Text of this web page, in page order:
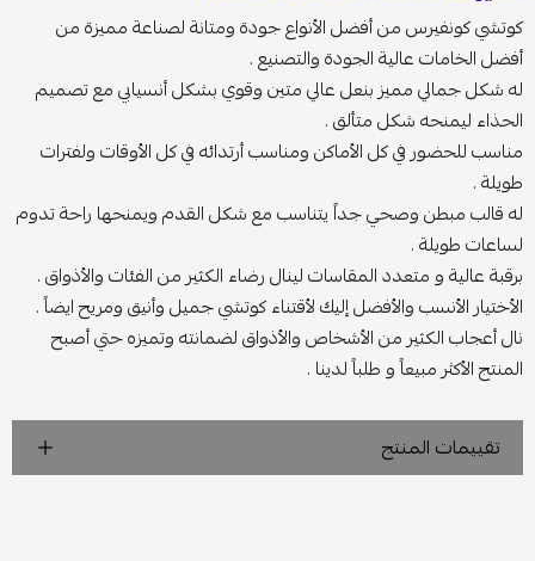
كوتشي كونفيرس من أفضل الأنواع جودة ومتانة لصناعة مميزة من
أفضل الخامات عالية الجودة والتصنيع .
له شكل جمالي مميز بنعل عالي متين وقوي بشكل أنسيابي مع تصميم
الحذاء ليمنحه شكل متألق .
مناسب للحضور في كل الأماكن ومناسب أرتدائه في كل الأوقات ولفترات
طويلة .
له قالب مبطن وصحي جداً يتناسب مع شكل القدم ويمنحها راحة تدوم
لساعات طويلة .
برقبة عالية و متعدد المقاسات لينال رضاء الكثير من الفئات والأذواق .
الأختيار الأنسب والأفضل إليك لأقتناء كوتشي جميل وأنيق ومريح ايضاً .
نال أعجاب الكثير من الأشخاص والأذواق لضمانته وتميزه حتي أصبح
المنتج الأكثر مبيعاً و طلباً لدينا .
تقييمات المنتج